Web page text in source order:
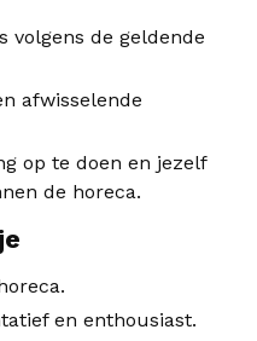
volgens de geldende
afwisselende
op te doen en jezelf
de horeca.
en enthousiast.